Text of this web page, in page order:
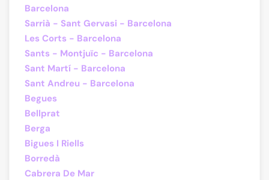
Barcelona
Sarrià - Sant Gervasi - Barcelona
Les Corts - Barcelona
Sants - Montjuïc - Barcelona
Sant Martí - Barcelona
Sant Andreu - Barcelona
Begues
Bellprat
Berga
Bigues I Riells
Borredà
Cabrera De Mar